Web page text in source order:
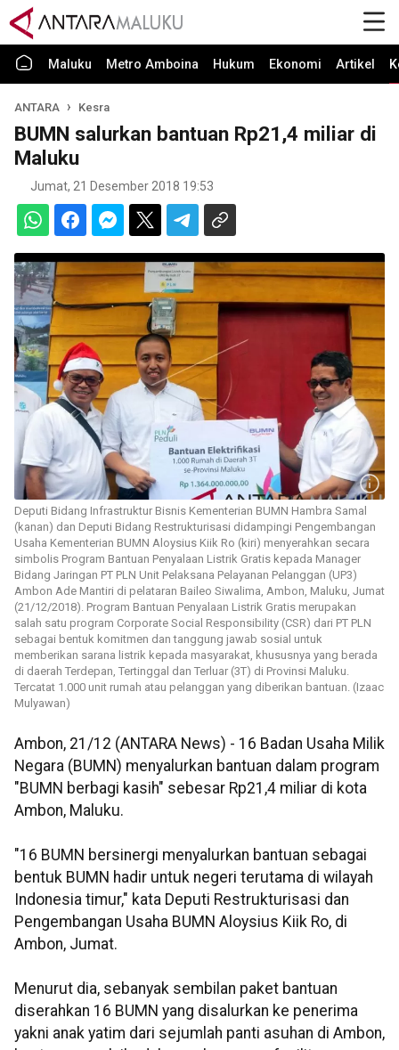
Maluku Metro Amboina Hukum Ekonomi Artikel
ANTARA Kesra
BUMN salurkan bantuan Rp21,4 miliar di
Maluku
Jumat, 21 Desember 2018 19:53
Deputi Bidang Infrastruktur Bisnis Kementerian BUMN Hambra Samal
(kanan) dan Deputi Bidang Restrukturisasi didampingi Pengembangan
Usaha Kementerian BUMN Aloysius Kiik Ro (kiri) menyerahkan secara
simbolis Program Bantuan Penyalaan Listrik Gratis kepada Manager
Bidang Jaringan PT PLN Unit Pelaksana Pelayanan Pelanggan (UP3)
Ambon Ade Mantiri di pelataran Baileo Siwalima, Ambon, Maluku, Jumat
(21/12/2018). Program Bantuan Penyalaan Listrik Gratis merupakan
salah satu program Corporate Social Responsibility (CSR) dari PT PLN
sebagai bentuk komitmen dan tanggung jawab sosial untuk
memberikan sarana listrik kepada masyarakat, khususnya yang berada
di daerah Terdepan, Tertinggal dan Terluar (3T) di Provinsi Maluku.
Tercatat 1.000 unit rumah atau pelanggan yang diberikan bantuan. (Izaac
Mulyawan)
Ambon, 21/12 (ANTARA News) - 16 Badan Usaha Milik
Negara (BUMN) menyalurkan bantuan dalam program
"BUMN berbagi kasih" sebesar Rp21,4 miliar di kota
Ambon, Maluku.
"16 BUMN bersinergi menyalurkan bantuan sebagai
bentuk BUMN hadir untuk negeri terutama di wilayah
Indonesia timur," kata Deputi Restrukturisasi dan
Pengembangan Usaha BUMN Aloysius Kiik Ro, di
Ambon, Jumat.
Menurut dia, sebanyak sembilan paket bantuan
diserahkan 16 BUMN yang disalurkan ke penerima
yakni anak yatim dari sejumlah panti asuhan di Ambon,